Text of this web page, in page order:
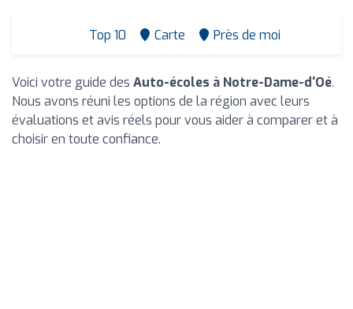
Top 10 Carte Près de moi
Voici votre guide des Auto-écoles à Notre-Dame-d'Oé.
Nous avons réuni les options de la région avec leurs
évaluations et avis réels pour vous aider à comparer et à
choisir en toute confiance.